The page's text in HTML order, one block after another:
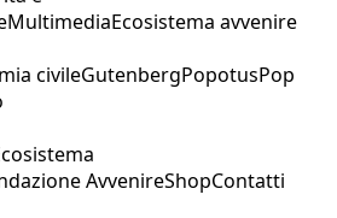
MultimediaEcosistema avvenire
civileGutenbergPopotusPop
AvvenireShopContatti